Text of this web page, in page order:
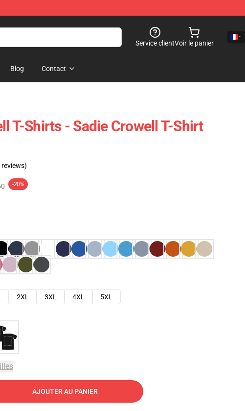
Service clientVoir le panier
Blog Contact
T-Shirts - Sadie Crowell T-Shirt
-20%
2XL 3XL 4XL
5XL
AJOUTER AU PANIER